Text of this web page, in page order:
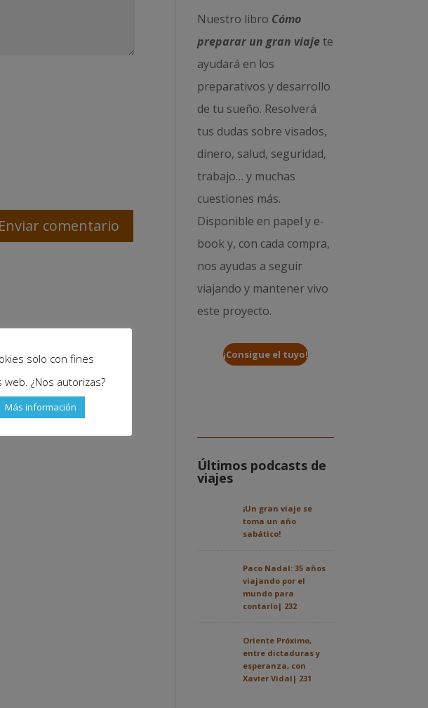
Nuestro libro Cómo
preparar un gran viajete
ayudará en los
preparativos y desarrollo
de tu sueño. Resolverá
tus dudas sobre visados,
dinero, salud, seguridad,
trabajo… y muchas
cuestiones más.
Disponible en papel y e-
book y, con cada compra,
nos ayudas a seguir
viajando y mantener vivo
este proyecto.
¡Consigue el tuyo!
Últimos podcasts de
viajes
¡Un gran viaje se
toma un año
sabático!
Paco Nadal: 35 años
viajando por el
mundo para
contarlo| 232
Oriente Próximo,
entre dictaduras y
esperanza, con
Xavier Vidal| 231
solo con fines
¿Nos autorizas?
Más información